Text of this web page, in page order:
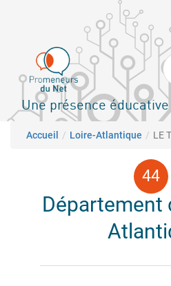
principal
Une présence
Fil d'Ariane
Accueil Loire-Atlantique LE
Département